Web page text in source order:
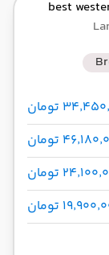
تومان
تومان
تومان
تومان